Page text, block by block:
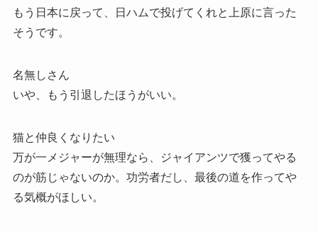
もう日本に戻って、日ハムで投げてくれと上原に言った
そうです。
名無しさん
いや、もう引退したほうがいい。
猫と仲良くなりたい
万が一メジャーが無理なら、ジャイアンツで獲ってやる
のが筋じゃないのか。功労者だし、最後の道を作ってや
る気概がほしい。